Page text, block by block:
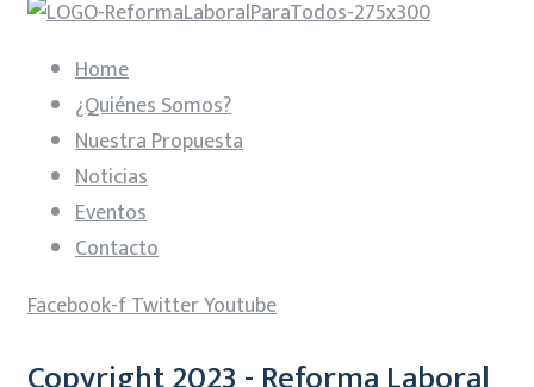
Home
¿Quiénes Somos?
Nuestra Propuesta
Noticias
Eventos
Contacto
Facebook-fTwitterYoutube